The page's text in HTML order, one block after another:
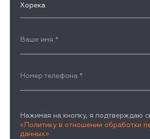
Хорека
Ваше имя *
Номер телефона *
Нажимая на кнопку, я подтверждаю
«Политику в отношении обработки
данных»